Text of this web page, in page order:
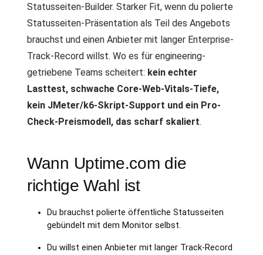
Statusseiten-Builder. Starker Fit, wenn du polierte
Statusseiten-Präsentation als Teil des Angebots
brauchst und einen Anbieter mit langer Enterprise-
Track-Record willst. Wo es für engineering-
getriebene Teams scheitert: kein echter
Lasttest, schwache Core-Web-Vitals-Tiefe,
kein JMeter/k6-Skript-Support und ein Pro-
Check-Preismodell, das scharf skaliert.
Wann Uptime.com die
richtige Wahl ist
Du brauchst polierte öffentliche Statusseiten
gebündelt mit dem Monitor selbst.
Du willst einen Anbieter mit langer Track-Record